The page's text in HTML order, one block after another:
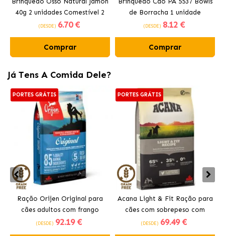
40g 2 unidades Comestível 2
unidades Ferplast
(DESDE) 6.70 €
Comprar
de Borracha 1 unidade
Ferplast
(DESDE) 8.12 €
Comprar
Já Tens A Comida Dele?
PORTES GRÁTIS
Ração Orijen Original para
cães adultos com frango
(DESDE) 92.19 €
PORTES GRÁTIS
Acana Light & Fit Ração para
cães com sobrepeso com
frango fresco
(DESDE) 69.49 €